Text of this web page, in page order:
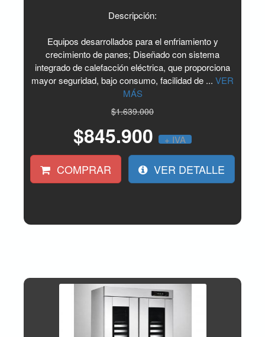
Descripción:
Equipos desarrollados para el enfriamiento y
crecimiento de panes; Diseñado con sistema
integrado de calefacción eléctrica, que proporciona
mayor seguridad, bajo consumo, facilidad de ... VER
MÁS
$1.639.000
$845.900 + IVA
COMPRAR VER DETALLE